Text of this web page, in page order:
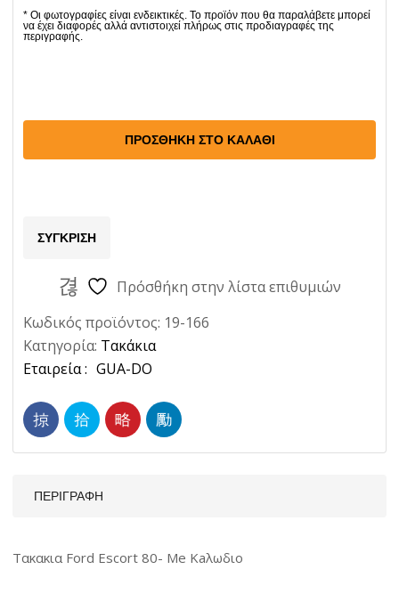
Ford
Ποσότητα
ΠΡΟΣΘΉΚΗ ΣΤΟ ΚΑΛΆΘΙ
ΣΎΓΚΡΙΣΗ
Πρόσθήκη στην λίστα επιθυμιών
Κωδικός προϊόντος: 19-166
Κατηγορία: Τακάκια
Ετικέτα:
GUA-DO
ΠΕΡΙΓΡΑΦΉ
Τακακια Ford Escort 80- Me Kaλωδιο